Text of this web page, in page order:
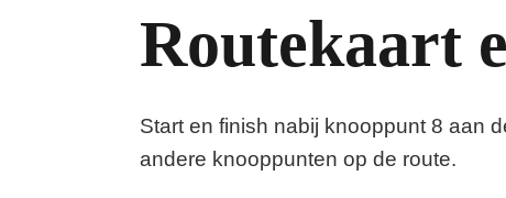
Routekaart
Start en finish nabij knooppunt 8 aan
andere knooppunten op de route.